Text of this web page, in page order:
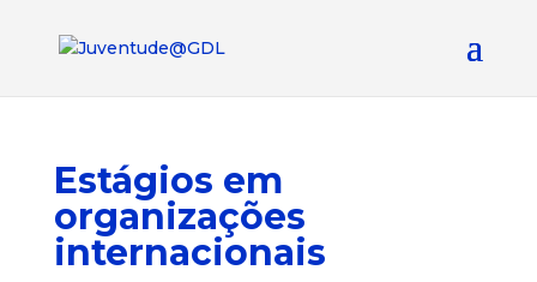
Estágios em
organizações
internacionais